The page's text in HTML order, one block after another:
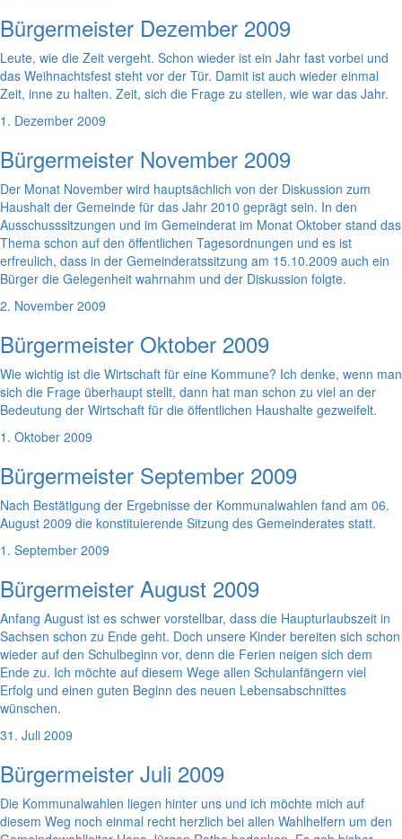
Bürgermeister Dezember 2009
Leute, wie die Zeit vergeht. Schon wieder ist ein Jahr fast vorbei und
das Weihnachtsfest steht vor der Tür. Damit ist auch wieder einmal
Zeit, inne zu halten. Zeit, sich die Frage zu stellen, wie war das Jahr.
1. Dezember 2009
Bürgermeister November 2009
Der Monat November wird hauptsächlich von der Diskussion zum
Haushalt der Gemeinde für das Jahr 2010 geprägt sein. In den
Ausschusssitzungen und im Gemeinderat im Monat Oktober stand das
Thema schon auf den öffentlichen Tagesordnungen und es ist
erfreulich, dass in der Gemeinderatssitzung am 15.10.2009 auch ein
Bürger die Gelegenheit wahrnahm und der Diskussion folgte.
2. November 2009
Bürgermeister Oktober 2009
Wie wichtig ist die Wirtschaft für eine Kommune? Ich denke, wenn man
sich die Frage überhaupt stellt, dann hat man schon zu viel an der
Bedeutung der Wirtschaft für die öffentlichen Haushalte gezweifelt.
1. Oktober 2009
Bürgermeister September 2009
Nach Bestätigung der Ergebnisse der Kommunalwahlen fand am 06.
August 2009 die konstituierende Sitzung des Gemeinderates statt.
1. September 2009
Bürgermeister August 2009
Anfang August ist es schwer vorstellbar, dass die Haupturlaubszeit in
Sachsen schon zu Ende geht. Doch unsere Kinder bereiten sich schon
wieder auf den Schulbeginn vor, denn die Ferien neigen sich dem
Ende zu. Ich möchte auf diesem Wege allen Schulanfängern viel
Erfolg und einen guten Beginn des neuen Lebensabschnittes
wünschen.
31. Juli 2009
Bürgermeister Juli 2009
Die Kommunalwahlen liegen hinter uns und ich möchte mich auf
diesem Weg noch einmal recht herzlich bei allen Wahlhelfern um den